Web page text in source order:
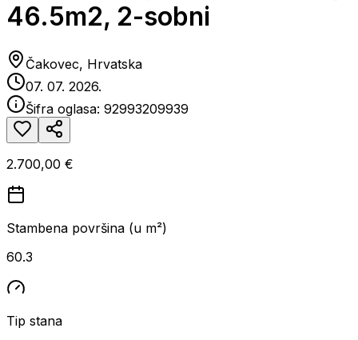
46.5m2, 2-sobni
Čakovec, Hrvatska
07. 07. 2026.
Šifra oglasa: 92993209939
2.700,00 €
Stambena površina (u m²)
60.3
Tip stana